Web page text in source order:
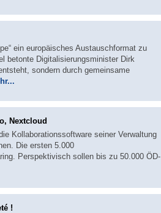
ein europäisches Austauschformat zu
betonte Digitalisierungsminister Dirk
sondern durch gemeinsame
Nextcloud
Kollaborationssoftware seiner Verwaltung
Die ersten 5.000
Perspektivisch sollen bis zu 50.000 ÖD-
!